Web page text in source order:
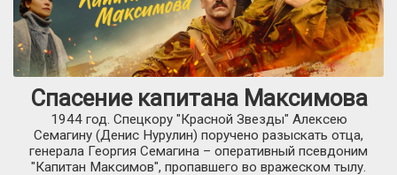
Спасение капитана Максимова
1944 год. Спецкору "Красной Звезды" Алексею
Семагину (Денис Нурулин) поручено разыскать отца,
генерала Георгия Семагина – оперативный псевдоним
"Капитан Максимов", пропавшего во вражеском тылу.